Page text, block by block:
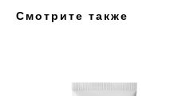
Смотрите также